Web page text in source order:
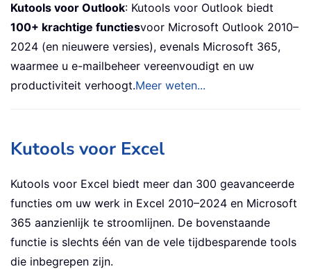
Kutools voor Outlook: Kutools voor Outlook biedt
100+ krachtige functiesvoor Microsoft Outlook 2010–
2024 (en nieuwere versies), evenals Microsoft 365,
waarmee u e-mailbeheer vereenvoudigt en uw
productiviteit verhoogt.Meer weten...
Kutools voor Excel
Kutools voor Excel biedt meer dan 300 geavanceerde
functies om uw werk in Excel 2010–2024 en Microsoft
365 aanzienlijk te stroomlijnen. De bovenstaande
functie is slechts één van de vele tijdbesparende tools
die inbegrepen zijn.